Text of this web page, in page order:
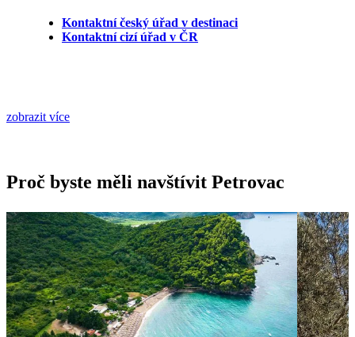
Kontaktní český úřad v destinaci
Kontaktní cizí úřad v ČR
zobrazit více
Proč byste měli navštívit Petrovac